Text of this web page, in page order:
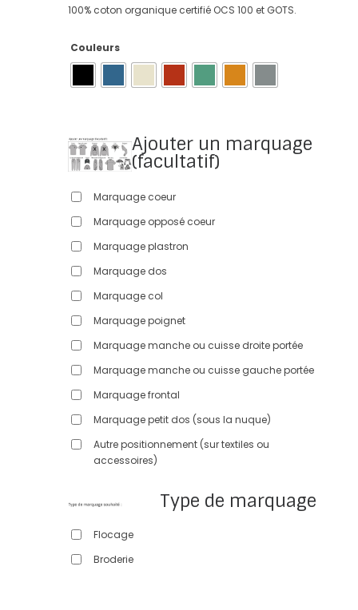
100% coton organique certifié OCS 100 et GOTS.
Couleurs
Ajouter un marquage
(facultatif)
Marquage coeur
Marquage opposé coeur
Marquage plastron
Marquage dos
Marquage col
Marquage poignet
Marquage manche ou cuisse droite portée
Marquage manche ou cuisse gauche portée
Marquage frontal
Marquage petit dos (sous la nuque)
Autre positionnement (sur textiles ou
accessoires)
Type de marquage
Flocage
Broderie